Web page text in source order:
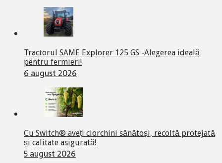
Tractorul SAME Explorer 125 GS -Alegerea ideală
pentru fermieri!
6 august 2026
Cu Switch® aveți ciorchini sănătoși, recoltă protejată
și calitate asigurată!
5 august 2026